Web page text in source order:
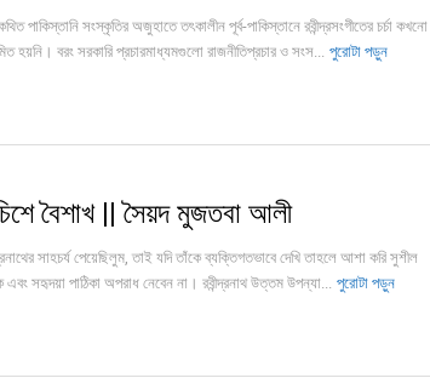
পাকিস্তানি সংস্কৃতির অজুহাতে তৎকালীন পূর্ব-পাকিস্তানে রবীন্দ্রসংগীতের চর্চা কখনো
হয়নি। বরং সরকারি প্রচারমাধ্যমগুলো রাজনীতিপ্রচার ও সংস... পুরোটা পড়ুন
বৈশাখ || সৈয়দ মুজতবা আলী
সাহচর্য পেয়েছিলুম, তাই যদি তাঁকে ব্যক্তিগতভাবে দেখি তাহলে আশা করি সুশীল
এবং সহৃদয়া পাঠিকা অপরাধ নেবেন না। রবীন্দ্রনাথ উত্তম উপন্যা... পুরোটা পড়ুন